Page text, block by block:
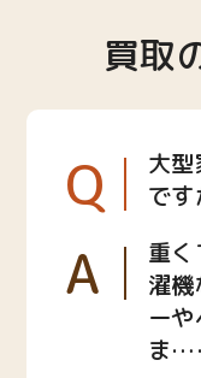
買取
Q
大
です
A
重
濯
ー
ま